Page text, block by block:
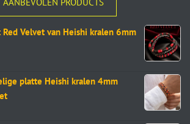
Red Velvet van Heishi kralen 6mm
platte Heishi kralen 4mm